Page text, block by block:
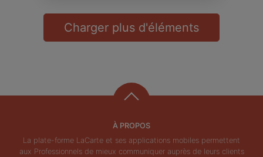
Charger plus d'éléments
À PROPOS
La plate-forme LaCarte et ses applications mobiles permettent
aux Professionnels de mieux communiquer auprès de leurs clients